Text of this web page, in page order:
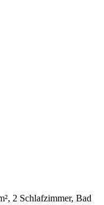
2 Schlafzimmer, Bad